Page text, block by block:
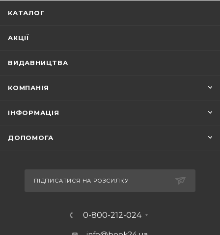
КАТАЛОГ
АКЦІЇ
ВИДАВНИЦТВА
КОМПАНІЯ
ІНФОРМАЦІЯ
ДОПОМОГА
ПІДПИСАТИСЯ НА РОЗСИЛКУ
0-800-212-024